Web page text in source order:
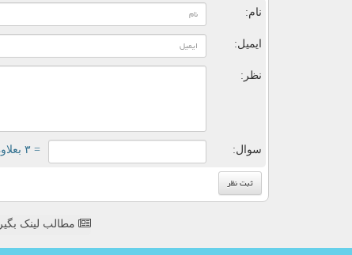
نام:
ایمیل:
نظر:
سوال: = ۳ بعلاوه ۲
مطالب لینک بگیر